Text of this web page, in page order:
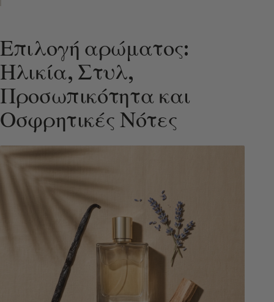
Επιλογή αρώματος:
Ηλικία, Στυλ,
Προσωπικότητα και
Οσφρητικές Νότες